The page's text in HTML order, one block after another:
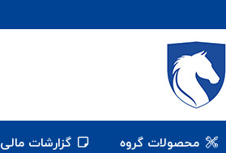
محصولات گروه گزارشات مالی